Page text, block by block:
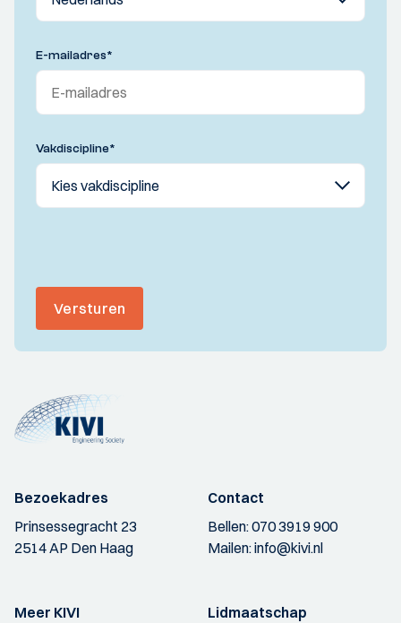
E-mailadres*
Vakdiscipline*
Versturen
Bezoekadres
Prinsessegracht 23
2514 AP Den Haag
Contact
Bellen:070 3919 900
Mailen:info@kivi.nl
Meer KIVI
Lidmaatschap